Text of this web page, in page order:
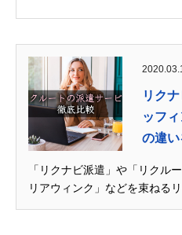
リク
ッフ
の違
「リクナビ派遣」や「リクル
リアウィンク」などを束ねる